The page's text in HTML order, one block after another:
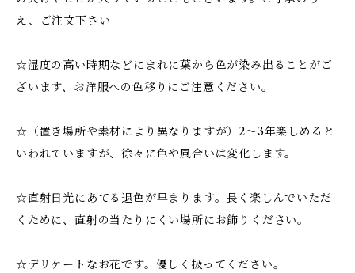
え、ご注文下さい
☆湿度の高い時期などにまれに葉から色が染み出ることがご
ざいます、お洋服への色移りにご注意ください。
☆（置き場所や素材により異なりますが）2～3年楽しめると
いわれていますが、徐々に色や風合いは変化します。
☆直射日光にあてる退色が早まります。長く楽しんでいただ
くために、直射の当たりにくい場所にお飾りください。
☆デリケートなお花です。優しく扱ってください。